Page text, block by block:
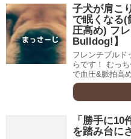
子犬が肩こ
で眠くなる(
圧高め) フ
Bulldog!】
フレンチブルド
らです！ むっ
で血圧&脈拍高
「勝手に
を踏み台に